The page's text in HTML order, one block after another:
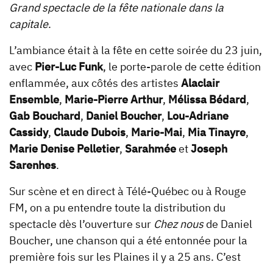
Grand spectacle de la fête nationale dans la
capitale.
L’ambiance était à la fête en cette soirée du 23 juin,
avec Pier-Luc Funk, le porte-parole de cette édition
enflammée, aux côtés des artistes Alaclair
Ensemble, Marie-Pierre Arthur, Mélissa Bédard,
Gab Bouchard, Daniel Boucher, Lou-Adriane
Cassidy, Claude Dubois, Marie-Mai, Mia Tinayre,
Marie Denise Pelletier, SarahméeetJoseph
Sarenhes.
Sur scène et en direct à Télé-Québec ou à Rouge
FM, on a pu entendre toute la distribution du
spectacle dès l’ouverture sur Chez nousde Daniel
Boucher, une chanson qui a été entonnée pour la
première fois sur les Plaines il y a 25 ans. C’est